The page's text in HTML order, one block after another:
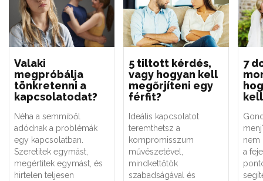
Valaki
megpróbálja
tönkretenni a
kapcsolatodat?
Néha a semmiből
adódnak a problémák
egy kapcsolatban.
Szeretitek egymást,
megértitek egymást, és
hirtelen teljesen
5 tiltott kérdés,
vagy hogyan kell
megőrjíteni egy
férfit?
Ideális kapcsolatot
teremthetsz a
kompromisszum
művészetével,
mindkettőtök
szabadságával és
7
nem
a